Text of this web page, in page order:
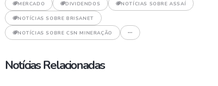
MERCADO DIVIDENDOS NOTÍCIAS SOBRE ASSAÍ
NOTÍCIAS SOBRE BRISANET
NOTÍCIAS SOBRE CSN MINERAÇÃO
Notícias Relacionadas